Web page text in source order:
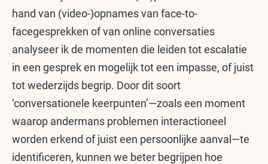
hand van (video-)opnames van face-to-
facegesprekken of van online conversaties
analyseer ik de momenten die leiden tot escalatie
in een gesprek en mogelijk tot een impasse, of juist
tot wederzijds begrip. Door dit soort
‘conversationele keerpunten’—zoals een moment
waarop andermans problemen interactioneel
worden erkend of juist een persoonlijke aanval—te
identificeren, kunnen we beter begrijpen hoe